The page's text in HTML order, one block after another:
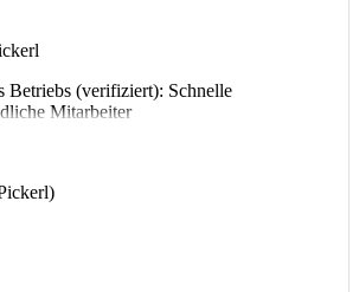
Betriebs (verifiziert): Schnelle
Mitarbeiter